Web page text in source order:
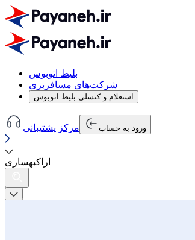
بلیط اتوبوس
شرکت‌های مسافربری
استعلام و کنسلی بلیط اتوبوس
مرکز پشتیبانی ورود به حساب
اراکبهساری